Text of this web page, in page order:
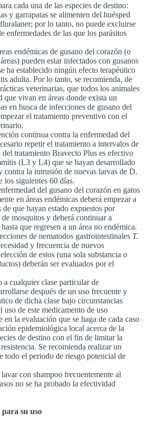
cada una de las especies de destino:
y garrapatas se alimenten del huésped
por lo tanto, no puede excluirse
enfermedades de las que los parásitos
endémicas de gusano del corazón (o
pueden estar infectados con gusanos
ha establecido ningún efecto terapéutico
adulta. Por lo tanto, se recomienda, de
veterinarias, que todos los animales
que vivan en áreas donde exista un
en busca de infecciones de gusano del
el tratamiento preventivo con el
continua contra la enfermedad del
repetir el tratamiento a intervalos de
tratamiento Bravecto Plus es efectivo
(L3 y L4) que se hayan desarrollado
contra la intrusión de nuevas larvas de D.
siguientes 60 días.
del gusano del corazón en gatos
en áreas endémicas deberá empezar a
de que hayan estado expuestos por
mosquitos y deberá continuar a
que regresen a un área no endémica.
de nematodos gastrointestinales T.
y frecuencia de nuevos
de estos (una sola substancia o
deberán ser evaluados por el
a cualquier clase particular de
después de un uso frecuente y
de dicha clase bajo circunstancias
uso de este medicamento de uso
en la evaluación que se haga de cada caso
epidemiológica local acerca de la
de destino con el fin de limitar la
Se recomienda realizar un
todo el periodo de riesgo potencial de
con shampoo frecuentemente al
no se ha probado la efectividad
para su uso